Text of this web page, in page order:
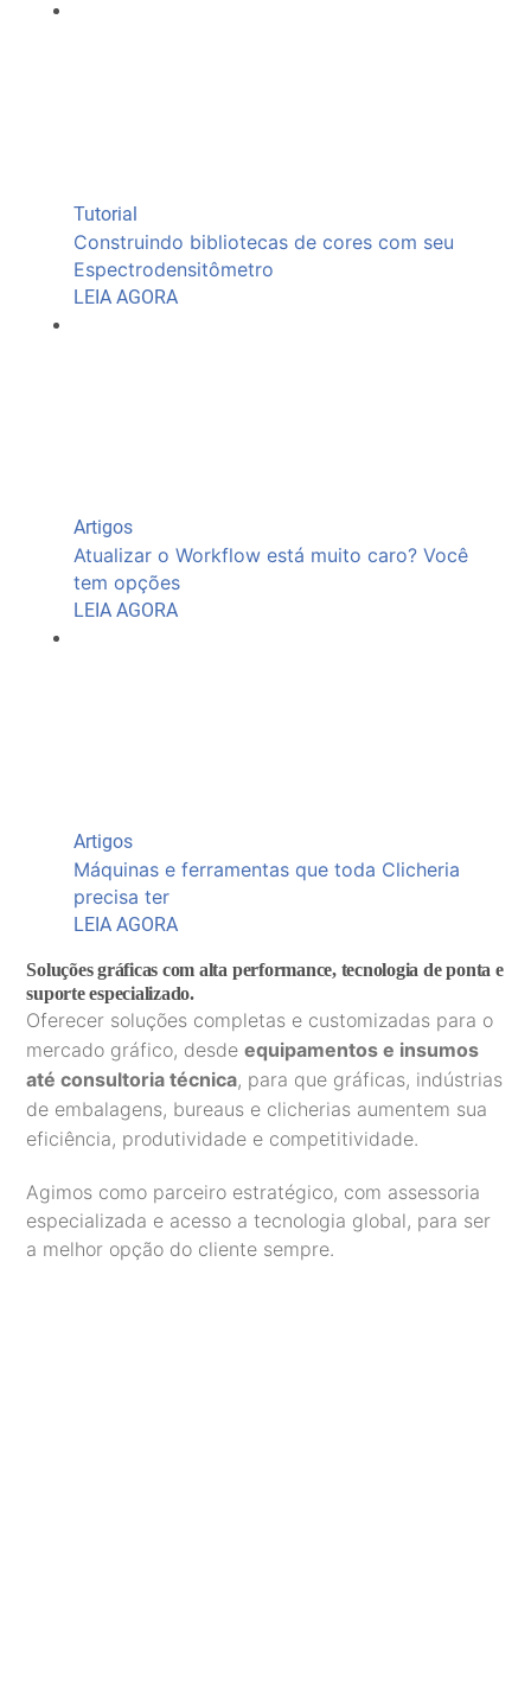
Tutorial
Construindo bibliotecas de cores com seu
Espectrodensitômetro
LEIA AGORA
Artigos
Atualizar o Workflow está muito caro? Você
tem opções
LEIA AGORA
Artigos
Máquinas e ferramentas que toda Clicheria
precisa ter
LEIA AGORA
Soluções gráficas com alta performance, tecnologia de ponta e
suporte especializado.​
Oferecer soluções completas e customizadas para o
mercado gráfico, desdeequipamentos e insumos
até consultoria técnica, para que gráficas, indústrias
de embalagens, bureaus e clicherias aumentem sua
eficiência, produtividade e competitividade.
Agimos como parceiro estratégico, com assessoria
especializada e acesso a tecnologia global, para ser
a melhor opção do cliente sempre.